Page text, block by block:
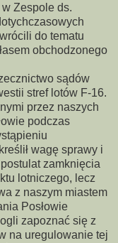
Zespole ds.
do tematu
obchodzonego
sądów
stref lotów F-16.
przez naszych
podczas
wagę sprawy i
zamknięcia
lotniczego, lecz
z naszym miastem
Posłowie
zapoznać się z
na uregulowanie tej